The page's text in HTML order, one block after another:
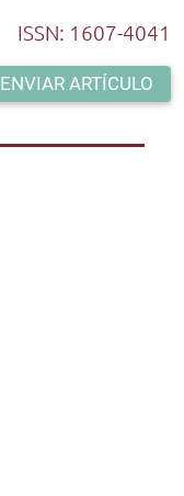
ISSN: 1607-4041
ENVIAR ARTÍCULO